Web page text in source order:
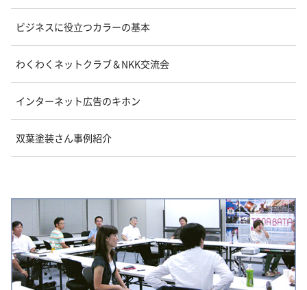
ビジネスに役立つカラーの基本
わくわくネットクラブ＆NKK交流会
インターネット広告のキホン
双葉塗装さん事例紹介